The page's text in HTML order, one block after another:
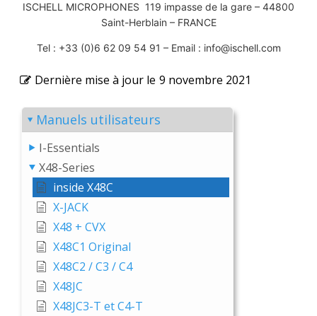
Manuels utilisateurs
I-Essentials
X48-Series
inside X48C
X-JACK
X48 + CVX
X48C1 Original
X48C2 / C3 / C4
X48JC
X48JC3-T et C4-T
ISCHELL MICROPHONES 119 impasse de la gare – 44800
Saint-Herblain – FRANCE
Tel : +33 (0)6 62 09 54 91 – Email : info@ischell.com
Dernière mise à jour le 9 novembre 2021